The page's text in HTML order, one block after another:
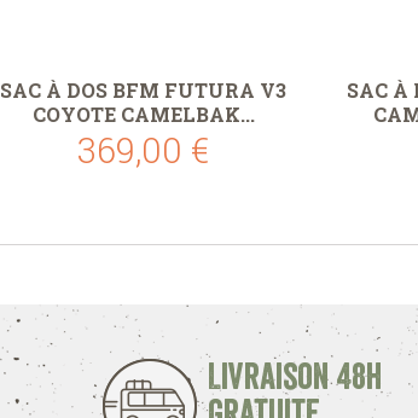
SAC À DOS BFM FUTURA V3
COYOTE CAMELBAK...
369,00 €
SAC À
Livraison 48h